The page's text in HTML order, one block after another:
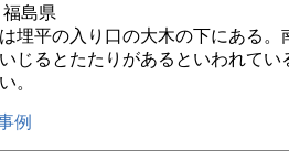
福島県
埋平の入り口の大木の下にある
じるとたたりがあるといわれてい
。
例